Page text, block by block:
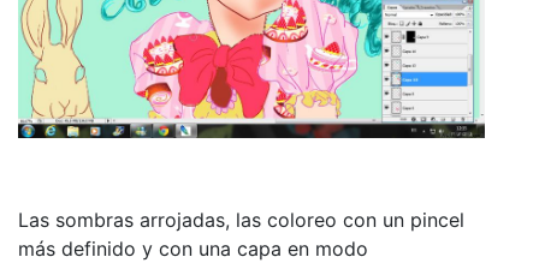
Las sombras arrojadas, las coloreo con un pincel
más definido y con una capa en modo